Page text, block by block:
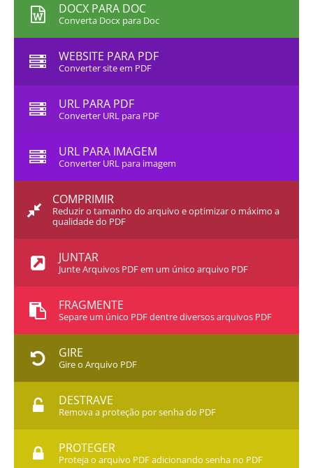
DOCX PARA DOC
Converta Docx para Doc
WEBSITE PARA PDF
Converter site em PDF
URL PARA PDF
Converter URL para PDF
URL PARA IMAGEM
Converter URL para imagem
COMPRIMIR
Reduzir o tamanho do arquivo e optimizar o máximo a
qualidade do PDF
JUNTAR
Junte Arquivos PDF em um único arquivo PDF
FRAGMENTE
Separe um único PDF dentre diversos arquivos PDF
GIRE
Gire o Arquivo PDF
DESTRAVE
Remova a proteção por senha do PDF
PROTEGER
Proteja o arquivo PDF adicionando senha no PDF